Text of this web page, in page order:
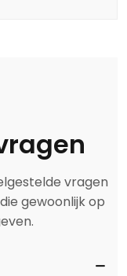
vragen
gewoonlijk op